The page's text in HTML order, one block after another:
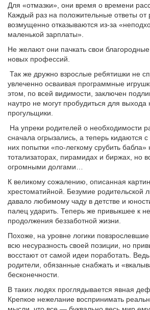
Для «отмазки», они время о времени
Каждый раз на положительные ответы от
возмущенно отказываются из-за
маленькой зарплаты».
Не желают они пачкать свои
новых профессий.
Так же дружно взрослые ребятишки не
увлеченно осваивая программные
этом, по всей видимости, заключен
наутро не могут пробудиться для выхода
прогульщики.
На упреки родителей о необходимости
сначала огрызались, а теперь кидаются
них попытки «по-легкому срубить бабла»
тотализаторах, пирамидах и биржах, но
огромными долгами…
К великому сожалению, описанная
хрестоматийной. Безумие родительской
давало любимому чаду в детстве и
палец ударить. Теперь же привыкшее к
продолжения беззаботной жизни.
Похоже, на уровне логики
всю несуразность своей позиции, но
восстают от самой идеи поработать.
родители, обязанные снабжать и
бесконечности.
В таких людях проглядывается явная
Крепкое нежелание воспринимать